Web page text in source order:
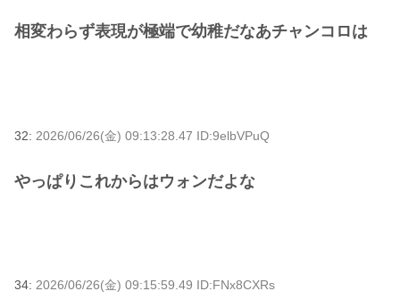
相変わらず表現が極端で幼稚だなあチャンコロは
32: 2026/06/26(金) 09:13:28.47 ID:9elbVPuQ
やっぱりこれからはウォンだよな
34: 2026/06/26(金) 09:15:59.49 ID:FNx8CXRs